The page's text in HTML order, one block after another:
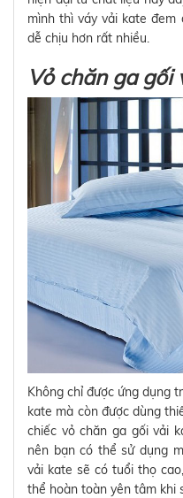
mình thì váy vải kate đem
dễ chịu hơn rất nhiều.
Vỏ chăn ga gối
Không chỉ được ứng dụng
kate mà còn được dùng
chiếc vỏ chăn ga gối vải
nên bạn có thể sử dụng
vải kate sẽ có tuổi thọ
thể hoàn toàn yên tâm khi